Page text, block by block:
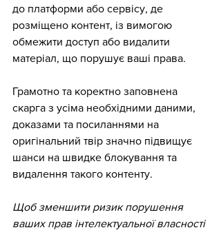
до платформи або сервісу, де
розміщено контент, із вимогою
обмежити доступ або видалити
матеріал, що порушує ваші права.
Грамотно та коректно заповнена
скарга з усіма необхідними даними,
доказами та посиланнями на
оригінальний твір значно підвищує
шанси на швидке блокування та
видалення такого контенту.
Щоб зменшити ризик порушення
ваших прав інтелектуальної власності